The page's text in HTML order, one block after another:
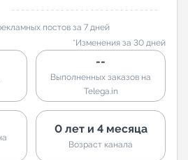
постов за 7 дней
*Изменения за 30 дней
--
Выполненных заказов на
Telega.in
0 лет и 4 месяца
Возраст канала